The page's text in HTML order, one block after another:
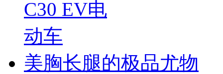
美胸长腿的极品尤物